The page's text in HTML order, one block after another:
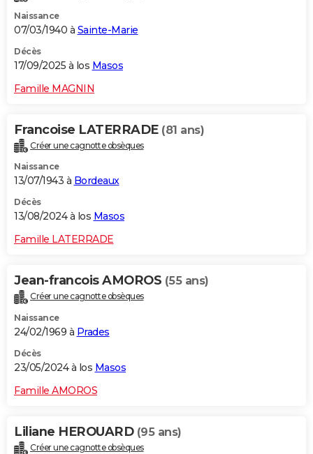
Naissance
07/03/1940 à Sainte-Marie
Décès
17/09/2025 à los Masos
Famille MAGNIN
Francoise LATERRADE (81 ans)
Créer une cagnotte obsèques
Naissance
13/07/1943 à Bordeaux
Décès
13/08/2024 à los Masos
Famille LATERRADE
Jean-francois AMOROS (55 ans)
Créer une cagnotte obsèques
Naissance
24/02/1969 à Prades
Décès
23/05/2024 à los Masos
Famille AMOROS
Liliane HEROUARD (95 ans)
Créer une cagnotte obsèques